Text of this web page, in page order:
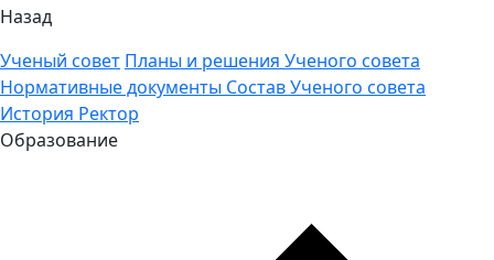
Назад
Ученый совет Планы и решения Ученого совета
Нормативные документы Состав Ученого совета
История Ректор
Образование